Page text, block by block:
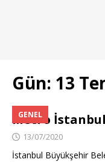
Gün: 13
GENEL
Metro
13/07/2020
İstanbul Büyükşehir